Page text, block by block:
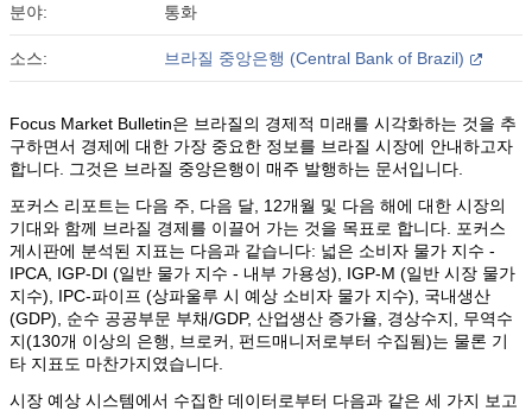
분야: 통화
소스: 브라질 중앙은행 (Central Bank of Brazil)
Focus Market Bulletin은 브라질의 경제적 미래를 시각화하는 것을 추
구하면서 경제에 대한 가장 중요한 정보를 브라질 시장에 안내하고자
합니다. 그것은 브라질 중앙은행이 매주 발행하는 문서입니다.
포커스 리포트는 다음 주, 다음 달, 12개월 및 다음 해에 대한 시장의
기대와 함께 브라질 경제를 이끌어 가는 것을 목표로 합니다. 포커스
게시판에 분석된 지표는 다음과 같습니다: 넓은 소비자 물가 지수 -
IPCA, IGP-DI (일반 물가 지수 - 내부 가용성), IGP-M (일반 시장 물가
지수), IPC-파이프 (상파울루 시 예상 소비자 물가 지수), 국내생산
(GDP), 순수 공공부문 부채/GDP, 산업생산 증가율, 경상수지, 무역수
지(130개 이상의 은행, 브로커, 펀드매니저로부터 수집됨)는 물론 기
타 지표도 마찬가지였습니다.
시장 예상 시스템에서 수집한 데이터로부터 다음과 같은 세 가지 보고